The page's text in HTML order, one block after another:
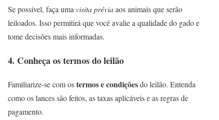
Se possível, faça umavisita préviaaos animais que serão
leiloados. Isso permitirá que você avalie a qualidade do gado e
tome decisões mais informadas.
4. Conheça os termos do leilão
Familiarize-se com ostermos e condiçõesdo leilão. Entenda
como os lances são feitos, as taxas aplicáveis e as regras de
pagamento.